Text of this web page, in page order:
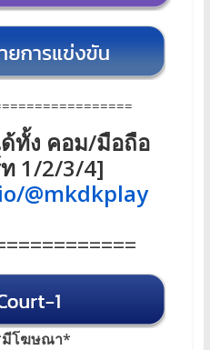
ทั้ง คอม/มือถือ
1/2/3/4]
@mkdkplay
มีโฆษณา*